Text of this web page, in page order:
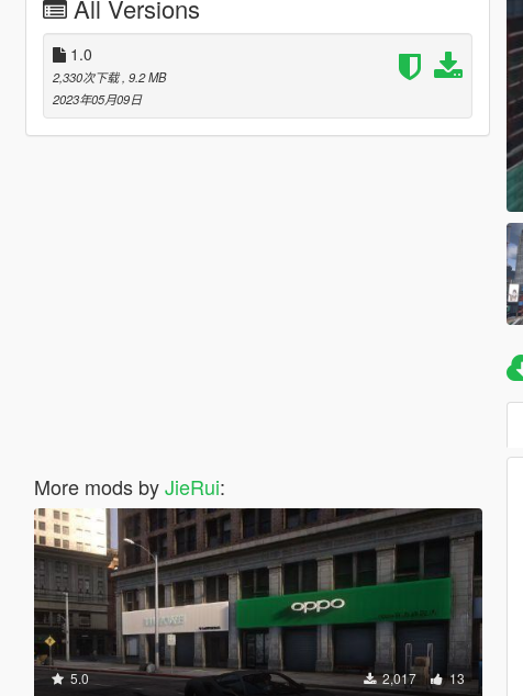
All Versions
1.0
2,330次下载 , 9.2 MB
2023年05月09日
More mods byJieRui:
5.0 2,017 13